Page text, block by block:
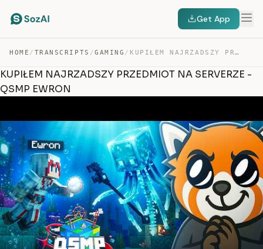
Get App
HOME / TRANSCRIPTS /GAMING / KUPIŁEM NAJRZADSZY PRZEDMIOT NA SERVERZE – QSMP EWRON — TRANSCRIPT
KUPIŁEM NAJRZADSZY PRZEDMIOT NA SERVERZE -
QSMP EWRON